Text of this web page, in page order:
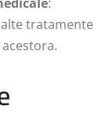
:
tratamente